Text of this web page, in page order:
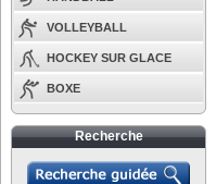
VOLLEYBALL
HOCKEY SUR GLACE
BOXE
Recherche